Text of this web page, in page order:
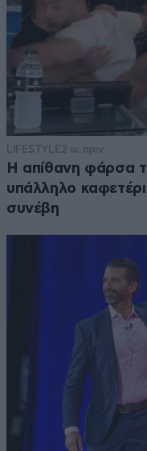
LIFESTYLE 2 ω. πριν
Η απίθανη φάρσα
υπάλληλο
συνέβη